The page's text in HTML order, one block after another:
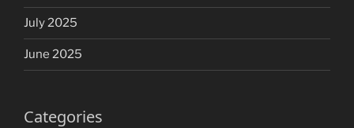
July 2025
June 2025
Categories